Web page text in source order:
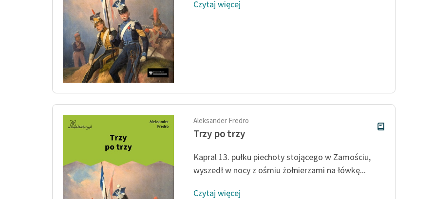
Czytaj więcej
Aleksander Fredro
Trzy po trzy
Kapral 13. pułku piechoty stojącego w Zamościu,
wyszedł w nocy z ośmiu żołnierzami na łówkę...
Czytaj więcej